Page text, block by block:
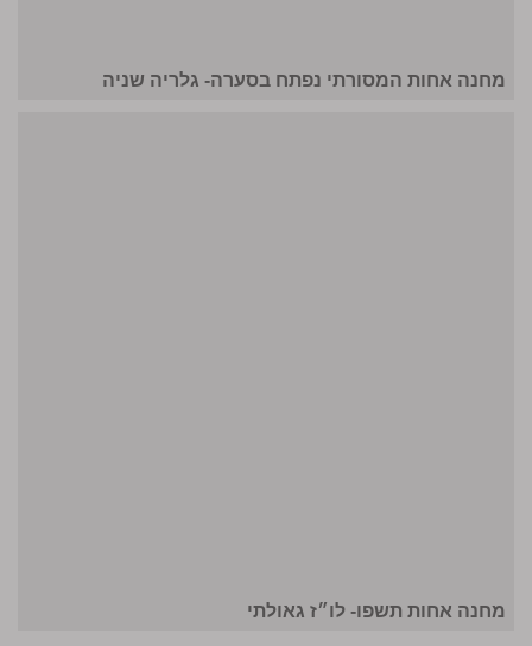
מחנה אחות המסורתי נפתח בסערה- גלריה שניה
מחנה אחות תשפו- לו״ז גאולתי